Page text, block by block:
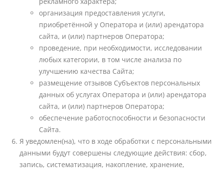
организация предоставления услуги,
приобретённой у Оператора и (или) арендатора
сайта, и (или) партнеров Оператора;
проведение, при необходимости, исследовании
любых категории, в том числе анализа по
улучшению качества Сайта;
размещение отзывов Субъектов персональных
данных об услугах Оператора и (или) арендатора
сайта, и (или) партнеров Оператора;
обеспечение работоспособности и безопасности
Сайта.
Я уведомлен(на), что в ходе обработки с персональными
данными будут совершены следующие действия: сбор,
запись, систематизация, накопление, хранение,